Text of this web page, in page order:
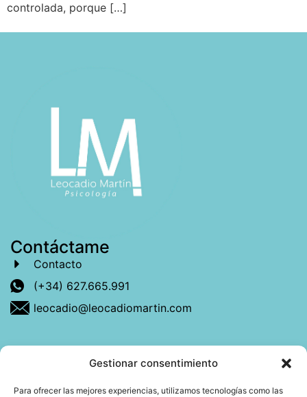
Gestionar consentimiento
Para ofrecer las mejores experiencias, utilizamos tecnologías como las
controlada, porque […]
Contáctame
Contacto
(+34) 627.665.991
leocadio@leocadiomartin.com
Descubre más sobre mí